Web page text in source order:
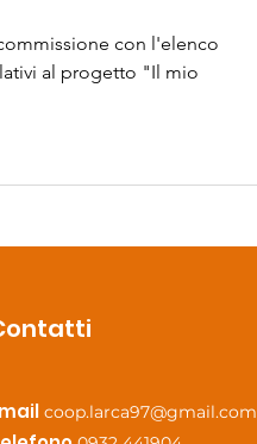
con l'elenco
al progetto "Il mio
coop.larca97@gmail.com